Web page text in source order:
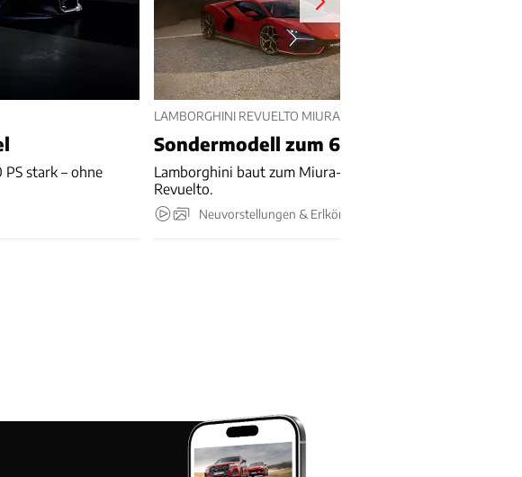
stark – ohne
LAMBORGHINI REVUELTO MIURA 60 HOMAGE (2026)
Sondermodell zum 60.
Lamborghini baut zum Miura-Geburtstag 99 Sonder-
Revuelto.
Neuvorstellungen & Erlkönige